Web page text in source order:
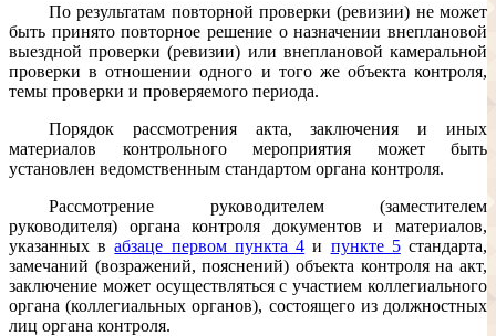
По результатам повторной проверки (ревизии) не может
быть принято повторное решение о назначении внеплановой
выездной проверки (ревизии) или внеплановой камеральной
проверки в отношении одного и того же объекта контроля,
темы проверки и проверяемого периода.
Порядок рассмотрения акта, заключения и иных
материалов контрольного мероприятия может быть
установлен ведомственным стандартом органа контроля.
Рассмотрение руководителем (заместителем
руководителя) органа контроля документов и материалов,
указанных вабзаце первом пункта 4 и пункте 5стандарта,
замечаний (возражений, пояснений) объекта контроля на акт,
заключение может осуществляться с участием коллегиального
органа (коллегиальных органов), состоящего из должностных
лиц органа контроля.